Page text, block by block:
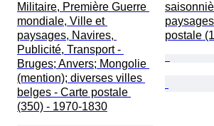
Militaire, Première Guerre
mondiale, Ville et
paysages, Navires,
Publicité, Transport -
Bruges; Anvers; Mongolie
(mention); diverses villes
belges - Carte postale
(350) - 1970-1830
postale